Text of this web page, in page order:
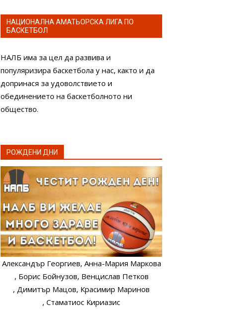
НАЦИОНАЛНА АМАТЬОРСКА ЛИГА ПО
БАСКЕТБОЛ
НАЛБ има за цел да развива и
популяризира баскетбола у нас, както и да
допринася за удоволствието и
обединението на баскетболното ни
общество.
РОЖДЕНИ ДНИ
Александър Георгиев, Анна-Мария Маркова
, Борис Бойнузов, Венцислав Петков
, Димитър Мацов, Красимир Маринов
, Стаматиос Кириазис